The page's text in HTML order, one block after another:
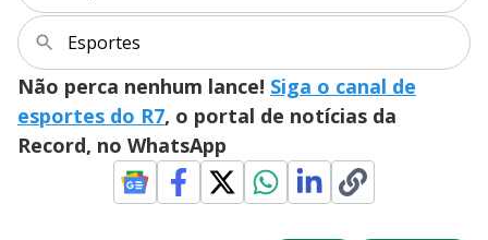
Esportes
Não perca nenhum lance! Siga o canal de
esportes do R7, o portal de notícias da
Record, no WhatsApp